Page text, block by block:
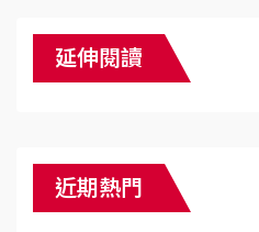
延伸閱讀
近期熱門